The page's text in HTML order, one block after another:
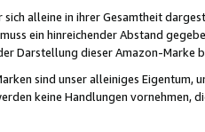
sich alleine in ihrer Gesamtheit
ein hinreichender Abstand
Darstellung dieser Amazon-Marke
sind unser alleiniges
keine Handlungen vornehmen,